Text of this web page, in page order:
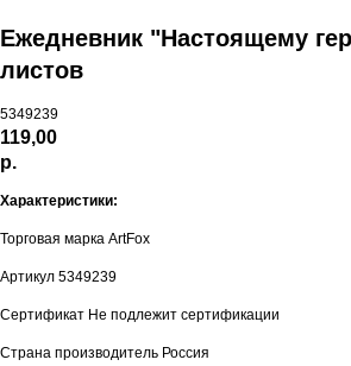
Ежедневник "Настоящему
листов
5349239
119,00
р.
Характеристики:
Торговая марка ArtFox
Артикул 5349239
Сертификат Не подлежит сертификации
Страна производитель Россия